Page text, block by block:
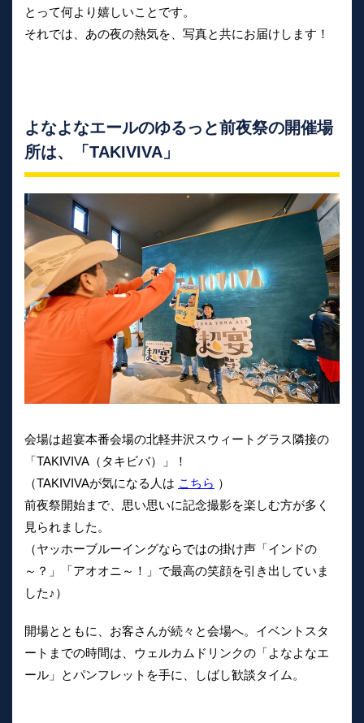
とって何より嬉しいことです。
それでは、あの夜の熱気を、写真と共にお届けします！
よなよなエールのゆるっと前夜祭の開催場
所は、「TAKIVIVA」
会場は超宴本番会場の北軽井沢スウィートグラス隣接の
「TAKIVIVA（タキビバ）」！
（TAKIVIVAが気になる人は こちら ）
前夜祭開始まで、思い思いに記念撮影を楽しむ方が多く
見られました。
（ヤッホーブルーイングならではの掛け声「インドの
～？」「アオオニ～！」で最高の笑顔を引き出していま
した♪）
開場とともに、お客さんが続々と会場へ。イベントスタ
ートまでの時間は、ウェルカムドリンクの「よなよなエ
ール」とパンフレットを手に、しばし歓談タイム。